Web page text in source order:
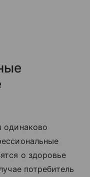
одинаково
о здоровье
потребитель